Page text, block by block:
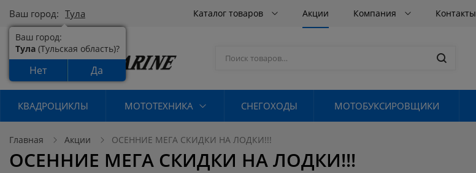
Ваш город: Тула
Ваш город:
Тула (Тульская область)?
Нет Да
Каталог товаров Акции Компания Контакты
КВАДРОЦИКЛЫ МОТОТЕХНИКА СНЕГОХОДЫ МОТОБУКСИРОВЩИКИ
Главная Акции ОСЕННИЕ МЕГА СКИДКИ НА ЛОДКИ!!!
ОСЕННИЕ МЕГА СКИДКИ НА ЛОДКИ!!!